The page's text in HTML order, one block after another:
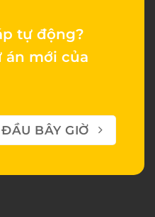
tự động?
án mới của
BÂY GIỜ